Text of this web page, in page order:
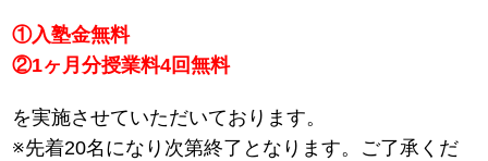
①入塾金無料
②1ヶ月分授業料4回無料
を実施させていただいております。
※先着20名になり次第終了となります。ご了承くだ